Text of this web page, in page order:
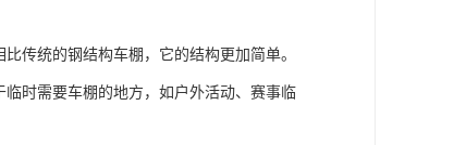
传统的钢结构车棚，它的结构更加简单。
时需要车棚的地方，如户外活动、赛事临